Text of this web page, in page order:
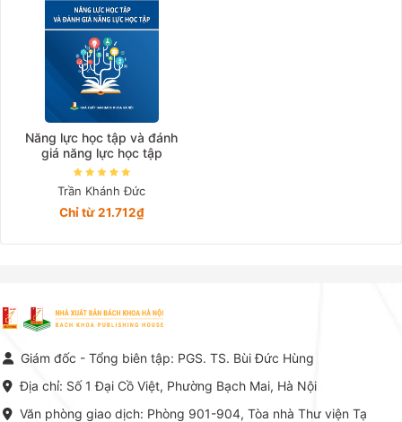
Năm xuất bản
Năng lực học tập và đánh
giá năng lực học tập
Trần Khánh Đức
Chỉ từ 21.712₫
Giám đốc - Tổng biên tập: PGS. TS. Bùi Đức Hùng
Địa chỉ: Số 1 Đại Cồ Việt, Phường Bạch Mai, Hà Nội
Văn phòng giao dịch: Phòng 901-904, Tòa nhà Thư viện Tạ